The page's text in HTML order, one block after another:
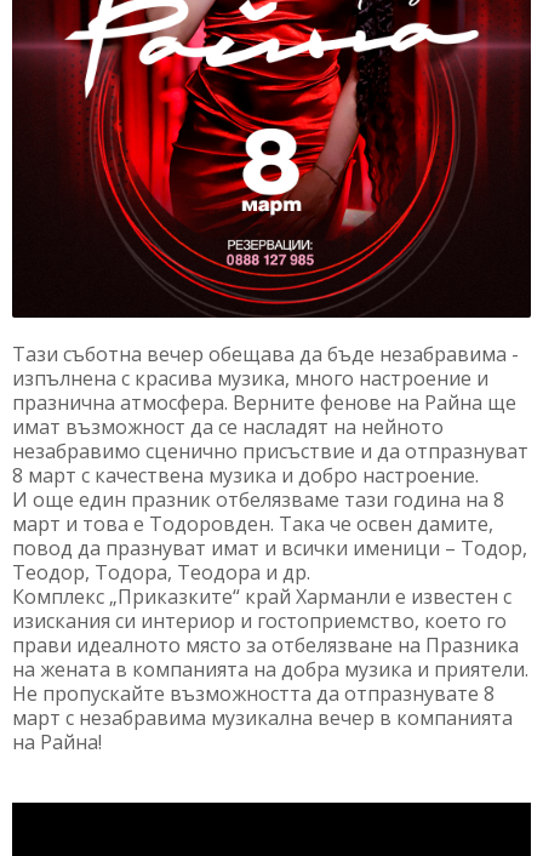
Тази съботна вечер обещава да бъде незабравима -
изпълнена с красива музика, много настроение и
празнична атмосфера. Верните фенове на Райна ще
имат възможност да се насладят на нейното
незабравимо сценично присъствие и да отпразнуват
8 март с качествена музика и добро настроение.
И още един празник отбелязваме тази година на 8
март и това е Тодоровден. Така че освен дамите,
повод да празнуват имат и всички именици – Тодор,
Теодор, Тодора, Теодора и др.
Комплекс „Приказките“ край Харманли е известен с
изискания си интериор и гостоприемство, което го
прави идеалното място за отбелязване на Празника
на жената в компанията на добра музика и приятели.
Не пропускайте възможността да отпразнувате 8
март с незабравима музикална вечер в компанията
на Райна!